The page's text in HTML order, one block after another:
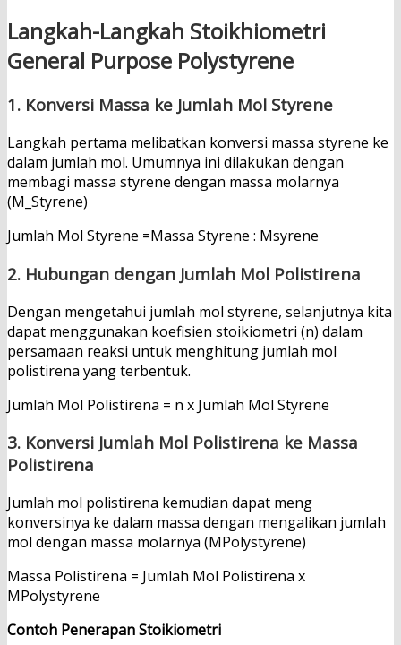
Langkah-Langkah Stoikhiometri
General Purpose Polystyrene
1. Konversi Massa ke Jumlah Mol Styrene
Langkah pertama melibatkan konversi massa styrene ke
dalam jumlah mol. Umumnya ini dilakukan dengan
membagi massa styrene dengan massa molarnya
(M_Styrene)
Jumlah Mol Styrene =Massa Styrene : Msyrene
2. Hubungan dengan Jumlah Mol Polistirena
Dengan mengetahui jumlah mol styrene, selanjutnya kita
dapat menggunakan koefisien stoikiometri (n) dalam
persamaan reaksi untuk menghitung jumlah mol
polistirena yang terbentuk.
Jumlah Mol Polistirena = n x Jumlah Mol Styrene
3. Konversi Jumlah Mol Polistirena ke Massa
Polistirena
Jumlah mol polistirena kemudian dapat meng
konversinya ke dalam massa dengan mengalikan jumlah
mol dengan massa molarnya (MPolystyrene)
Massa Polistirena = Jumlah Mol Polistirena x
MPolystyrene
Contoh Penerapan Stoikiometri